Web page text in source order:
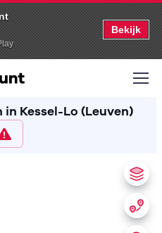
Bekijk
Kessel-Lo (Leuven)